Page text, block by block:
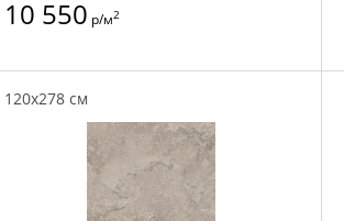
10 550 р/м2
120x278 см